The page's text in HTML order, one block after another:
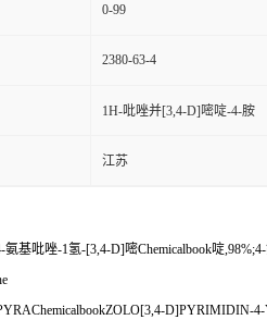
0-99
2380-63-4
1H-吡唑并[3,4-D]嘧啶-4-胺
江苏
基吡唑-1氢-[3,4-D]嘧Chemicalbook啶